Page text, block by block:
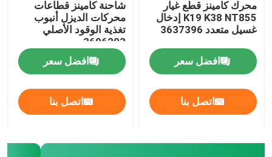
محرك كامينز قطع غيار
K19 K38 NT855 إدخال
غسيل متعدد 3637396
افضل سعر
اتصل بنا
شاحنة كامينز قطاعات
محركات الديزل أنبوب
تغذية الوقود الأصلي
3696203
افضل سعر
اتصل بنا